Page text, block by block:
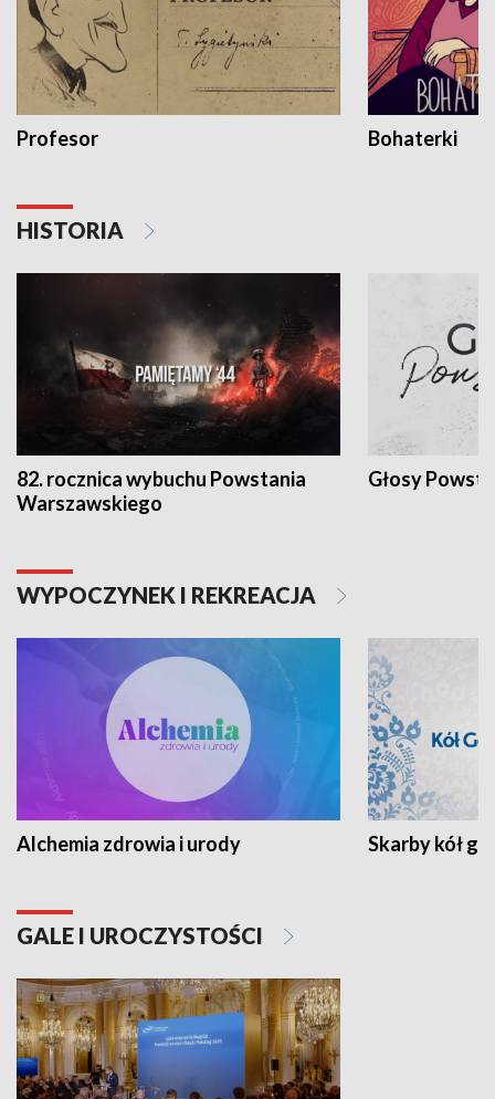
Profesor Bohaterki
HISTORIA
82. rocznica wybuchu Powstania
Warszawskiego
Głosy
WYPOCZYNEK I REKREACJA
Alchemia zdrowia i urody Skarby kół
GALE I UROCZYSTOŚCI